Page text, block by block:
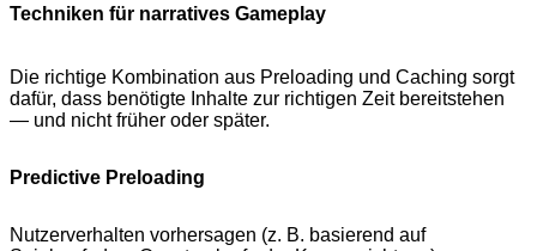
Techniken für narratives Gameplay
Die richtige Kombination aus Preloading und Caching sorgt
dafür, dass benötigte Inhalte zur richtigen Zeit bereitstehen
— und nicht früher oder später.
Predictive Preloading
Nutzerverhalten vorhersagen (z. B. basierend auf